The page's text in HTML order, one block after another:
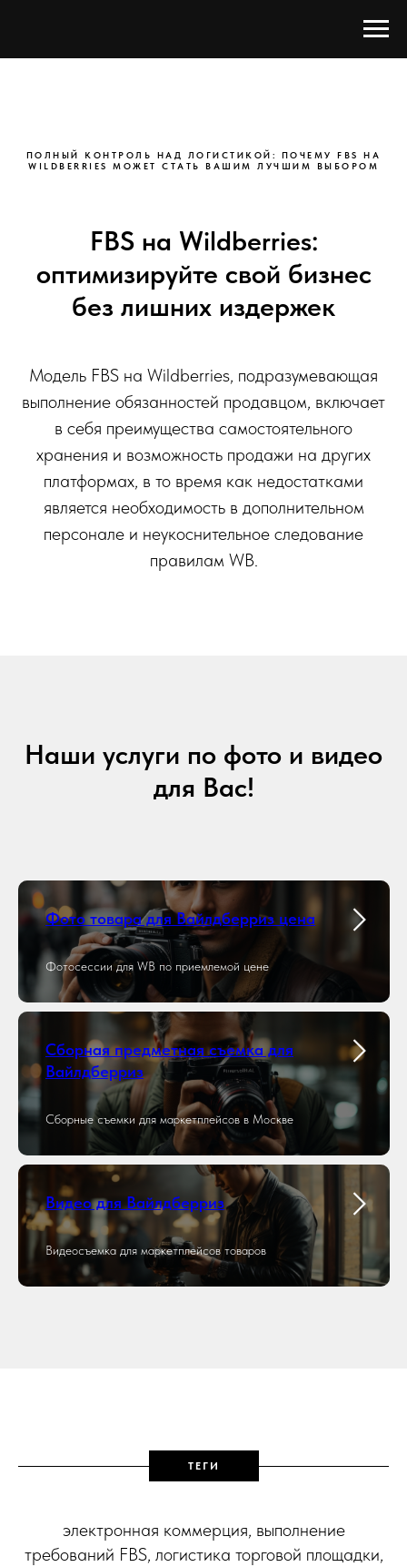
ПОЛНЫЙ КОНТРОЛЬ НАД ЛОГИСТИКОЙ: ПОЧЕМУ FBS НА
WILDBERRIES МОЖЕТ СТАТЬ ВАШИМ ЛУЧШИМ ВЫБОРОМ
FBS на Wildberries:
оптимизируйте свой бизнес
без лишних издержек
Модель FBS на Wildberries, подразумевающая
выполнение обязанностей продавцом, включает
в себя преимущества самостоятельного
хранения и возможность продажи на других
платформах, в то время как недостатками
является необходимость в дополнительном
персонале и неукоснительное следование
правилам WB.
Наши услуги по фото и видео
для Вас!
Фото товара для Вайлдберриз цена
Фотосессии для WB по приемлемой цене
Сборная предметная съемка для
Вайлдберриз
Сборные съемки для маркетплейсов в Москве
Видео для Вайлдберриз
Видеосъемка для маркетплейсов товаров
ТЕГИ
электронная коммерция, выполнение
требований FBS, логистика торговой площадки,